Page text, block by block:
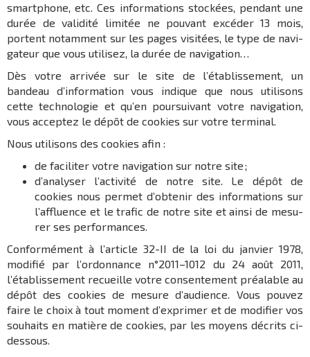
smart­phone, etc. Ces infor­ma­tions stockées, pendant une
durée de vali­dité limi­tée ne pouvant excé­der 13 mois,
portent notam­ment sur les pages visi­tées, le type de navi­
ga­teur que vous utili­sez, la durée de navi­ga­tion…
Dès votre arri­vée sur le site de l’établissement, un
bandeau d’in­for­ma­tion vous indique que nous utili­sons
cette tech­no­lo­gie et qu’en pour­sui­vant votre navi­ga­tion,
vous accep­tez le dépôt de cookies sur votre termi­nal.
Nous utilisons des cookies afin :
de faci­li­ter votre navi­ga­tion sur notre site ;
d’ana­ly­ser l’ac­ti­vité de notre site. Le dépôt de
cookies nous permet d’ob­te­nir des infor­ma­tions sur
l’af­fluence et le trafic de notre site et ainsi de mesu­
rer ses perfor­mances.
Confor­mé­ment à l’ar­ticle 32-II de la loi du janvier 1978,
modi­fié par l’or­don­nance n°2011–1012 du 24 août 2011,
l’établissement recueille votre consen­te­ment préa­lable au
dépôt des cookies de mesure d’au­dience. Vous pouvez
faire le choix à tout moment d’ex­pri­mer et de modi­fier vos
souhaits en matière de cookies, par les moyens décrits ci-
dessous.